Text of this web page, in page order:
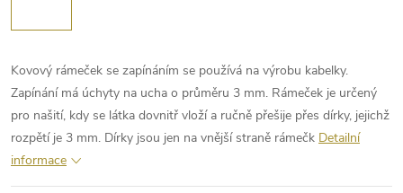
Kovový rámeček se zapínáním se používá na výrobu kabelky.
Zapínání má úchyty na ucha o průměru 3 mm. Rámeček je určený
pro našití, kdy se látka dovnitř vloží a ručně přešije přes dírky, jejichž
rozpětí je 3 mm. Dírky jsou jen na vnější straně rámečk Detailní
informace